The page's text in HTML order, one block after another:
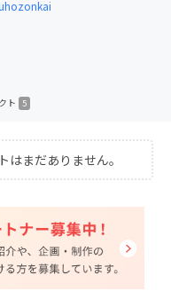
ト 5
まだありません。